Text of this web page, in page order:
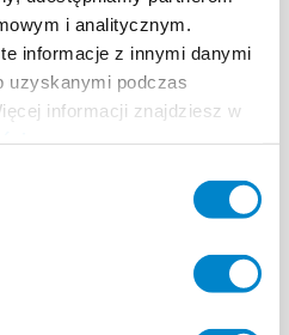
i analitycznym.
informacje z innymi danymi
uzyskanymi podczas
informacji znajdziesz w